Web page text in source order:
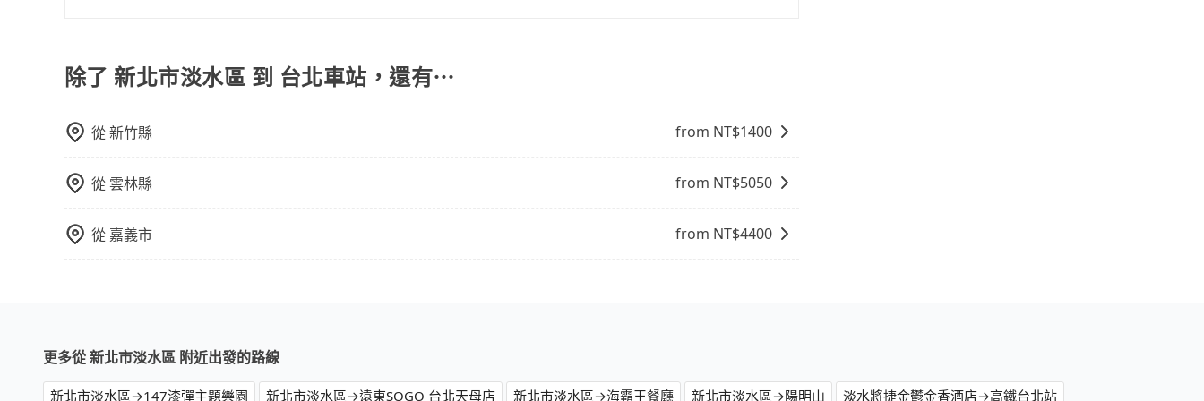
除了 新北市淡水區 到 台北車站，還有⋯
從新竹縣 from NT$1400
從雲林縣 from NT$5050
從 嘉義市 from NT$4400
更多從 新北市淡水區 附近出發的路線
新北市淡水區→147漆彈主題樂園 新北市淡水區→遠東SOGO 台北天母店 新北市淡水區→海霸王餐廳 新北市淡水區→陽明山 淡水將捷金鬱金香酒店→高鐵台北站